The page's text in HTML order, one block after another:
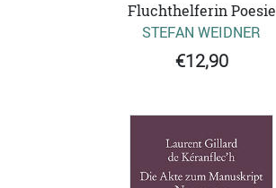
Fluchthelferin Poesie
STEFAN WEIDNER
€12,90